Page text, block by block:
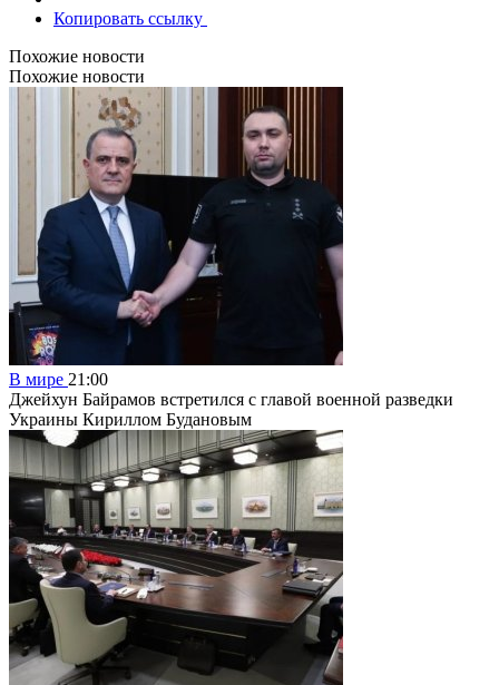
Копировать ссылку
Похожие новости
Похожие новости
В мире 21:00
Джейхун Байрамов встретился с главой военной разведки
Украины Кириллом Будановым